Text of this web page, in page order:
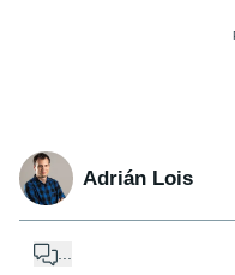
Adrián Lois
...